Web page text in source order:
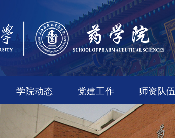
学院动态 党建工作 师资队伍